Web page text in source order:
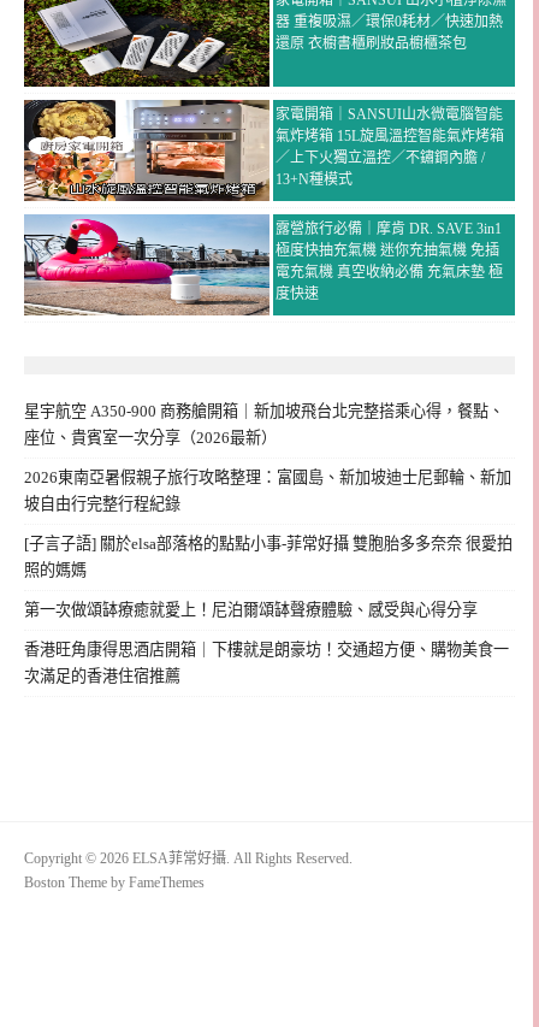
器 重複吸濕／環保0耗材／快速加熱
還原 衣櫥書櫃刷妝品櫥櫃茶包
家電開箱｜SANSUI山水微電腦智能
氣炸烤箱 15L旋風溫控智能氣炸烤箱
／上下火獨立溫控／不鏽鋼內膽 /
13+N種模式
露營旅行必備｜摩肯 DR. SAVE 3in1
極度快抽充氣機 迷你充抽氣機 免插
電充氣機 真空收納必備 充氣床墊 極
度快速
星宇航空 A350-900 商務艙開箱｜新加坡飛台北完整搭乘心得，餐點、
座位、貴賓室一次分享（2026最新）
2026東南亞暑假親子旅行攻略整理：富國島、新加坡迪士尼郵輪、新加
坡自由行完整行程紀錄
[子言子語] 關於elsa部落格的點點小事-菲常好攝 雙胞胎多多奈奈 很愛拍
照的媽媽
第一次做頌缽療癒就愛上！尼泊爾頌缽聲療體驗、感受與心得分享
香港旺角康得思酒店開箱｜下樓就是朗豪坊！交通超方便、購物美食一
次滿足的香港住宿推薦
Copyright © 2026 ELSA菲常好攝. All Rights Reserved.
Boston Theme by FameThemes